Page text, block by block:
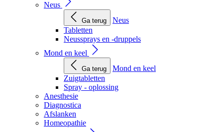
Neus
Ga terug
Neus
Tabletten
Neussprays en -druppels
Mond en keel
Ga terug
Mond en keel
Zuigtabletten
Spray - oplossing
Anesthesie
Diagnostica
Afslanken
Homeopathie